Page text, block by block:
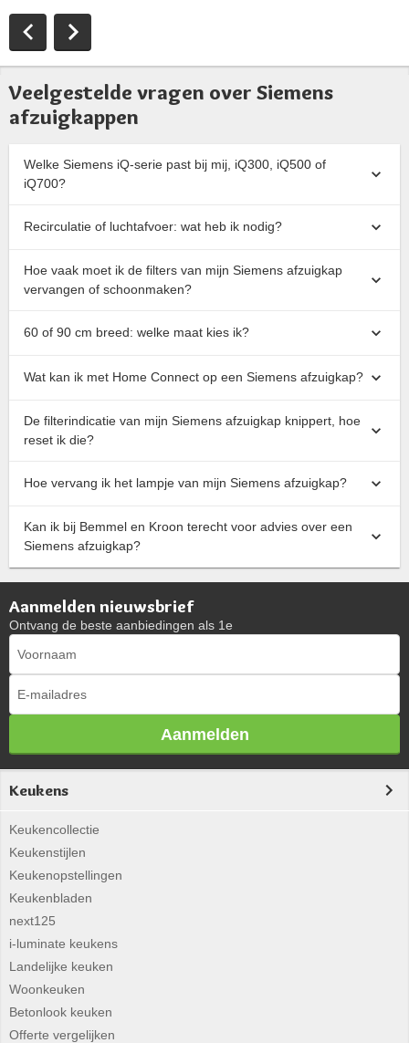
Veelgestelde vragen over Siemens
afzuigkappen
Welke Siemens iQ-serie past bij mij, iQ300, iQ500 of
iQ700?
Recirculatie of luchtafvoer: wat heb ik nodig?
Hoe vaak moet ik de filters van mijn Siemens afzuigkap
vervangen of schoonmaken?
60 of 90 cm breed: welke maat kies ik?
Wat kan ik met Home Connect op een Siemens afzuigkap?
De filterindicatie van mijn Siemens afzuigkap knippert, hoe
reset ik die?
Hoe vervang ik het lampje van mijn Siemens afzuigkap?
Kan ik bij Bemmel en Kroon terecht voor advies over een
Siemens afzuigkap?
Aanmelden nieuwsbrief
Ontvang de beste aanbiedingen als 1e
Aanmelden
Keukens
Keukencollectie
Keukenstijlen
Keukenopstellingen
Keukenbladen
next125
i-luminate keukens
Landelijke keuken
Woonkeuken
Betonlook keuken
Offerte vergelijken